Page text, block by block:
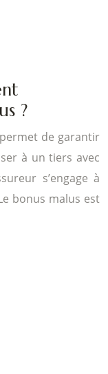
?
de garantir
à un tiers avec
s’engage à
bonus malus est